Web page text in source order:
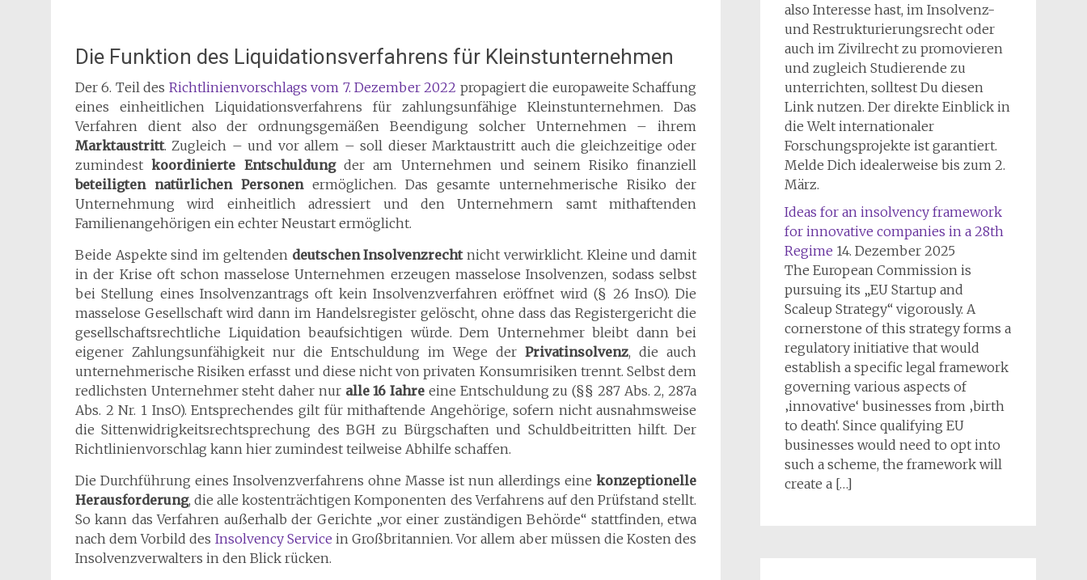
Die Funktion des Liquidationsverfahrens für Kleinstunternehmen
Der 6. Teil des Richtlinienvorschlags vom 7. Dezember 2022 propagiert die europaweite Schaffung
eines einheitlichen Liquidationsverfahrens für zahlungsunfähige Kleinstunternehmen. Das
Verfahren dient also der ordnungsgemäßen Beendigung solcher Unternehmen – ihrem
Marktaustritt. Zugleich – und vor allem – soll dieser Marktaustritt auch die gleichzeitige oder
zumindestkoordinierte Entschuldungder am Unternehmen und seinem Risiko finanziell
beteiligten natürlichen Personenermöglichen. Das gesamte unternehmerische Risiko der
Unternehmung wird einheitlich adressiert und den Unternehmern samt mithaftenden
Familienangehörigen ein echter Neustart ermöglicht.
Beide Aspekte sind im geltenden deutschen Insolvenzrechtnicht verwirklicht. Kleine und damit
in der Krise oft schon masselose Unternehmen erzeugen masselose Insolvenzen, sodass selbst
bei Stellung eines Insolvenzantrags oft kein Insolvenzverfahren eröffnet wird (§ 26 InsO). Die
masselose Gesellschaft wird dann im Handelsregister gelöscht, ohne dass das Registergericht die
gesellschaftsrechtliche Liquidation beaufsichtigen würde. Dem Unternehmer bleibt dann bei
eigener Zahlungsunfähigkeit nur die Entschuldung im Wege derPrivatinsolvenz, die auch
unternehmerische Risiken erfasst und diese nicht von privaten Konsumrisiken trennt. Selbst dem
redlichsten Unternehmer steht daher nur alle 16 Iahre eine Entschuldung zu (§§ 287 Abs. 2, 287a
Abs. 2 Nr. 1 InsO). Entsprechendes gilt für mithaftende Angehörige, sofern nicht ausnahmsweise
die Sittenwidrigkeitsrechtsprechung des BGH zu Bürgschaften und Schuldbeitritten hilft. Der
Richtlinienvorschlag kann hier zumindest teilweise Abhilfe schaffen.
Die Durchführung eines Insolvenzverfahrens ohne Masse ist nun allerdings einekonzeptionelle
Herausforderung, die alle kostenträchtigen Komponenten des Verfahrens auf den Prüfstand stellt.
So kann das Verfahren außerhalb der Gerichte „vor einer zuständigen Behörde“ stattfinden, etwa
nach dem Vorbild des Insolvency Service in Großbritannien. Vor allem aber müssen die Kosten des
Insolvenzverwalters in den Blick rücken.
also Interesse hast, im Insolvenz-
und Restrukturierungsrecht oder
auch im Zivilrecht zu promovieren
und zugleich Studierende zu
unterrichten, solltest Du diesen
Link nutzen. Der direkte Einblick in
die Welt internationaler
Forschungsprojekte ist garantiert.
Melde Dich idealerweise bis zum 2.
März.
Ideas for an insolvency framework
for innovative companies in a 28th
Regime 14. Dezember 2025
The European Commission is
pursuing its „EU Startup and
Scaleup Strategy“ vigorously. A
cornerstone of this strategy forms a
regulatory initiative that would
establish a specific legal framework
governing various aspects of
‚innovative‘ businesses from ‚birth
to death‘. Since qualifying EU
businesses would need to opt into
such a scheme, the framework will
create a […]